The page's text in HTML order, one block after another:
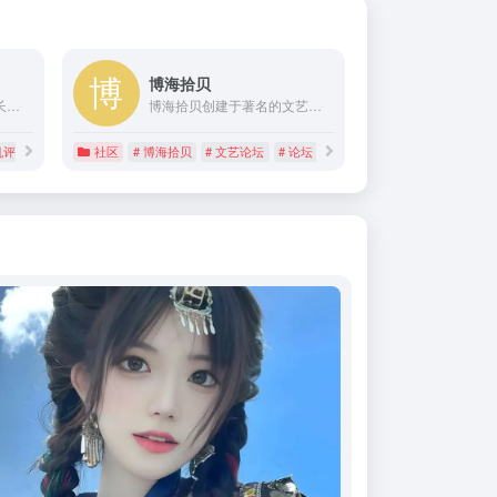
评测
博海拾贝
社区 # 博海拾贝 # 文艺论坛 # 论坛